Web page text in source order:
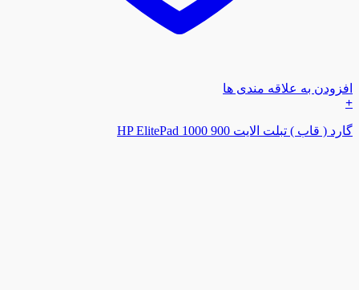
افزودن به علاقه مندی ها
+
گارد ( قاب ) تبلت الایت 900 HP ElitePad 1000